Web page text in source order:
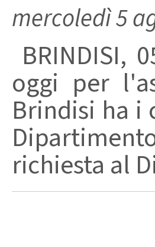
mercoledì 5
BRINDISI,
oggi per
Brindisi ha i
richiesta al